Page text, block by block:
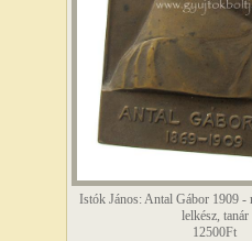
Istók János: Antal Gábor 1909 -
lelkész, tanár
12500Ft